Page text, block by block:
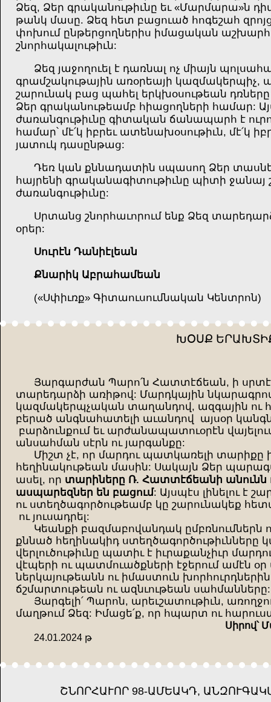
Ձեզ, Ձեր գրականութիւնը եւ «Մարմարա»ն
թանկ մասը. Ձեզ հետ բացուած հոգեշահ
փոխում ընթերցողներիս իմացական
շնորհակալութիւն:
Ձեզ յաջողուել է դառնալ ոչ միայն
գրամշակութային առօրեայի կազմակերպիչ,
շարունակ բաց պահել երկխօսութեան
Ձեր գրականութեամբ հիացողների համար:
ժառանգութիւնը գիտական ճանապարհ է
համար՝ մէ՛կ իբրեւ ատենախօսութիւն, մէ՛կ
յատուկ դասընթաց:
Դեռ կան քննադատին սպասող Ձեր
հայրենի գրականագիտութիւնը պիտի ջանայ
ժառանգութիւնը:
Սրտանց շնորհաւորում ենք Ձեզ
օրեր:
Սուրէն Դանիէլեան
Քնարիկ Աբրահամեան
(«Սփիւռք» Գիտաուսումնական Կենտրոն)
ԽՕՍՔ
Յարգարժան Պարո՛ն Հատտէճեան, ի սրտէ
տարեդարձի առիթով: Մարդկային
կազմակերպչական տաղանդով, ազգային ու
բերած անգնահատելի աւանդով այսօր
բարձունքում եւ արժանապատուօրէն
անսահման սէրն ու յարգանքը:
Միշտ չէ, որ մարդու պատկառելի տարիքը
հեղինակութեան մասին: Սակայն Ձեր
ասել, որ տարիները Ռ. Հատտէճեանի անունն
ասպարեզներ են բացում: Այսպէս լինելու է
ու ստեղծագործութեամբ կը շարունակեք
ու յուսադրել:
Կեանքի բազմաբովանդակ ըմբռնումներն
քննած հեղինակիդ ստեղծագործութիւնները
վերլուծութիւնը պատիւ է իւրաքանչիւր
վէպերի ու պատմուածքների էջերում ամէն օր
ներկայութեանն ու իմաստուն
ճշմարտութեան ու ազնւութեան սահմանները:
Յարգելի՛ Պարոն, արեւշատութիւն,
մաղթում Ձեզ: Իմացե՛ք, որ հպարտ ու
Սիրով՝
24.01.2024 թ
ՇՆՈՐՀԱՒՈՐ 98-ԱՄԵԱԿԴ,